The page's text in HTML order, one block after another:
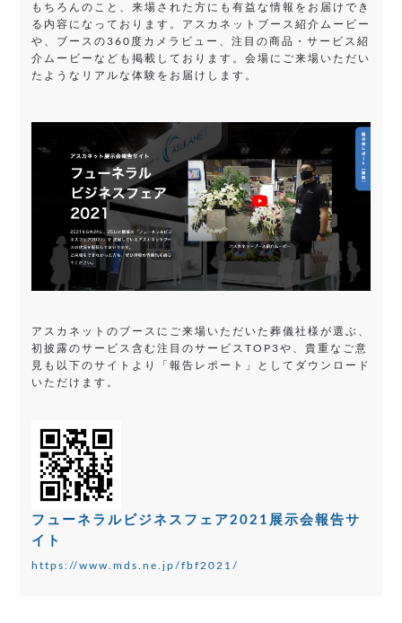
もちろんのこと、来場された方にも有益な情報をお届けでき
る内容になっております。アスカネットブース紹介ムービー
や、ブースの360度カメラビュー、注目の商品・サービス紹
介ムービーなども掲載しております。会場にご来場いただい
たようなリアルな体験をお届けします。
アスカネットのブースにご来場いただいた葬儀社様が選ぶ、
初披露のサービス含む注目のサービスTOP3や、貴重なご意
見も以下のサイトより「報告レポート」としてダウンロード
いただけます。
フューネラルビジネスフェア2021 展示会報告サ
イト
https://www.mds.ne.jp/fbf2021/